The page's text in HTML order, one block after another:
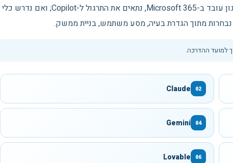
נשלב Google Workspace, Gemini ו-NotebookLM; אם הארגון עובד ב-Microsoft 365, נתאים את התרגול ל-Copilot; ואם נדרש כלי
מתוך הגדרת בעיה, מסע משתמש, בניית ממשק.
למועד ההדרכה.
02
Claude
04
Gemini
06
Lovable